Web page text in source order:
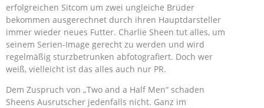
erfolgreichen Sitcom um zwei ungleiche Brüder
bekommen ausgerechnet durch ihren Hauptdarsteller
immer wieder neues Futter. Charlie Sheen tut alles, um
seinem Serien-Image gerecht zu werden und wird
regelmäßig sturzbetrunken abfotografiert. Doch wer
weiß, vielleicht ist das alles auch nur PR.
Dem Zuspruch von „Two and a Half Men“ schaden
Sheens Ausrutscher jedenfalls nicht. Ganz im